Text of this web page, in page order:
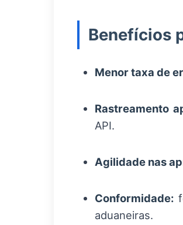
Benefícios
Menor taxa de
Rastreamento
API.
Agilidade nas
Conformidade:
aduaneiras.